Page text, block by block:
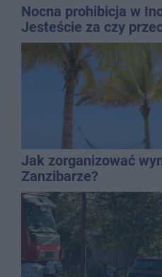
Nocna prohibicja w
Jesteście za czy
Jak zorganizować
Zanzibarze?